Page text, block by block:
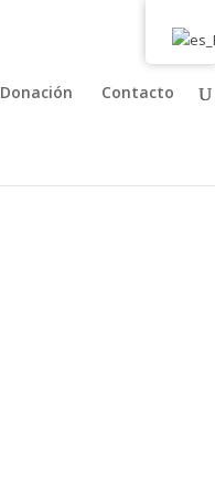
Donación Contacto